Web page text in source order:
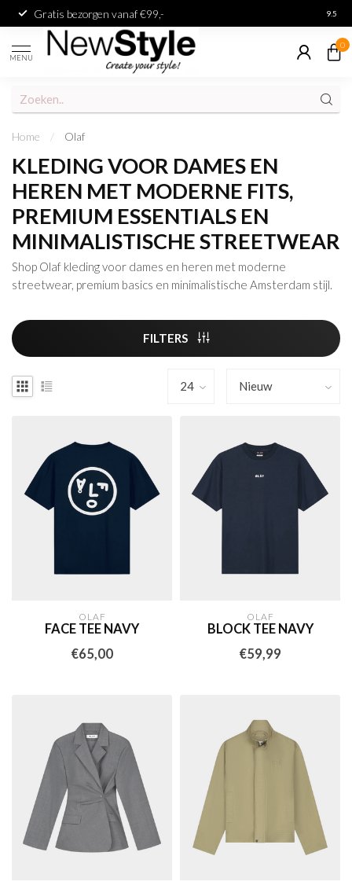
Gratis bezorgen vanaf €99,- 9.5
MENU
0
Home / Olaf
KLEDING VOOR DAMES EN
HEREN MET MODERNE FITS,
PREMIUM ESSENTIALS EN
MINIMALISTISCHE STREETWEAR
Shop Olaf kleding voor dames en heren met moderne
streetwear, premium basics en minimalistische Amsterdam stijl.
FILTERS
OLAF
FACE TEE NAVY
€65,00
OLAF
BLOCK TEE NAVY
€59,99